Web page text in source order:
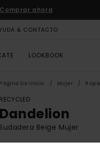
Comprar ahora
& CONTACTO
LOOKBOOK
Página De Inicio Mujer Ropa
RECYCLED
Dandelion
Sudadera Beige Mujer